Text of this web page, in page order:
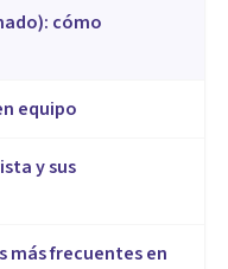
cómo
equipo
y sus
más frecuentes en